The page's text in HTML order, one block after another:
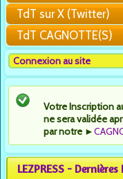
TdT sur X (Twitter)
TdT CAGNOTTE(S)
Connexion au site
Votre Inscription
ne sera validée
par notre ►
LEZPRESS -